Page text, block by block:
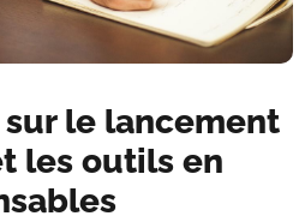
le lancement
les outils en